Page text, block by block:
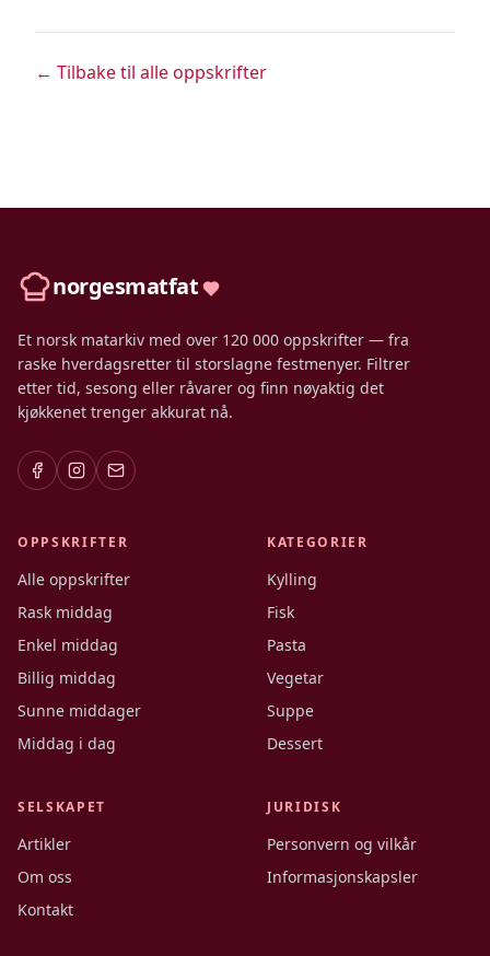
← Tilbake til alle oppskrifter
norgesmatfat
Et norsk matarkiv med over 120 000 oppskrifter — fra
raske hverdagsretter til storslagne festmenyer. Filtrer
etter tid, sesong eller råvarer og finn nøyaktig det
kjøkkenet trenger akkurat nå.
OPPSKRIFTER
Alle oppskrifter
Rask middag
Enkel middag
Billig middag
Sunne middager
Middag i dag
KATEGORIER
Kylling
Fisk
Pasta
Vegetar
Suppe
Dessert
SELSKAPET
Artikler
Om oss
Kontakt
JURIDISK
Personvern og vilkår
Informasjonskapsler